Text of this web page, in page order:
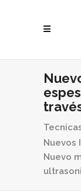
Nuevos
Nuevo